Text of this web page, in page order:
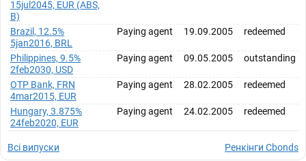
15jul2045, EUR (ABS,
B)
Brazil, 12.5%
5jan2016, BRL
Paying agent 19.09.2005 redeemed
Philippines, 9.5%
2feb2030, USD
Paying agent 09.05.2005 outstanding
OTP Bank, FRN
4mar2015, EUR
Paying agent 28.02.2005 redeemed
Hungary, 3.875%
24feb2020, EUR
Paying agent 24.02.2005 redeemed
Всі випуски Ренкінги Cbonds